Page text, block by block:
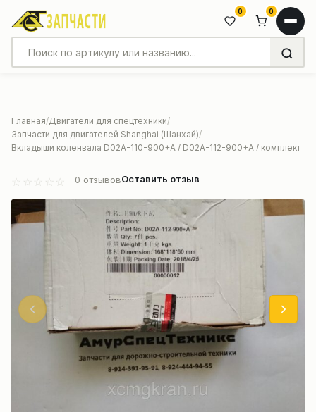
0 0
Главная Двигатели для спецтехники
Запчасти для двигателей Shanghai (Шанхай)
Вкладыши коленвала D02A-110-900+A / D02A-112-900+A / комплект
0 отзывовОставить отзыв